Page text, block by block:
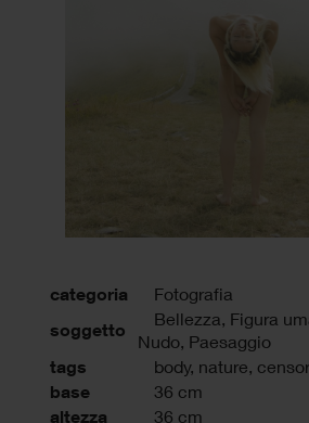
categoria Fotografia
soggetto
Bellezza, Figura
Nudo, Paesaggio
tags body, nature,
base 36 cm
altezza 36 cm